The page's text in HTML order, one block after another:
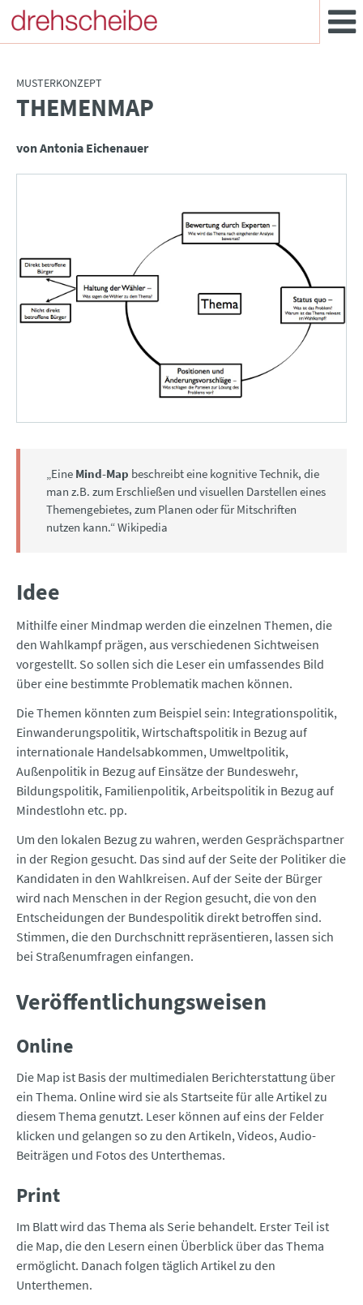
MUSTERKONZEPT
:THEMENMAP
von Antonia Eichenauer
„Eine Mind-Map beschreibt eine kognitive Technik, die
man z.B. zum Erschließen und visuellen Darstellen eines
Themengebietes, zum Planen oder für Mitschriften
nutzen kann.“ Wikipedia
Idee
Mithilfe einer Mindmap werden die einzelnen Themen, die
den Wahlkampf prägen, aus verschiedenen Sichtweisen
vorgestellt. So sollen sich die Leser ein umfassendes Bild
über eine bestimmte Problematik machen können.
Die Themen könnten zum Beispiel sein: Integrationspolitik,
Einwanderungspolitik, Wirtschaftspolitik in Bezug auf
internationale Handelsabkommen, Umweltpolitik,
Außenpolitik in Bezug auf Einsätze der Bundeswehr,
Bildungspolitik, Familienpolitik, Arbeitspolitik in Bezug auf
Mindestlohn etc. pp.
Um den lokalen Bezug zu wahren, werden Gesprächspartner
in der Region gesucht. Das sind auf der Seite der Politiker die
Kandidaten in den Wahlkreisen. Auf der Seite der Bürger
wird nach Menschen in der Region gesucht, die von den
Entscheidungen der Bundespolitik direkt betroffen sind.
Stimmen, die den Durchschnitt repräsentieren, lassen sich
bei Straßenumfragen einfangen.
Veröffentlichungsweisen
Online
Die Map ist Basis der multimedialen Berichterstattung über
ein Thema. Online wird sie als Startseite für alle Artikel zu
diesem Thema genutzt. Leser können auf eins der Felder
klicken und gelangen so zu den Artikeln, Videos, Audio-
Beiträgen und Fotos des Unterthemas.
Print
Im Blatt wird das Thema als Serie behandelt. Erster Teil ist
die Map, die den Lesern einen Überblick über das Thema
ermöglicht. Danach folgen täglich Artikel zu den
Unterthemen.